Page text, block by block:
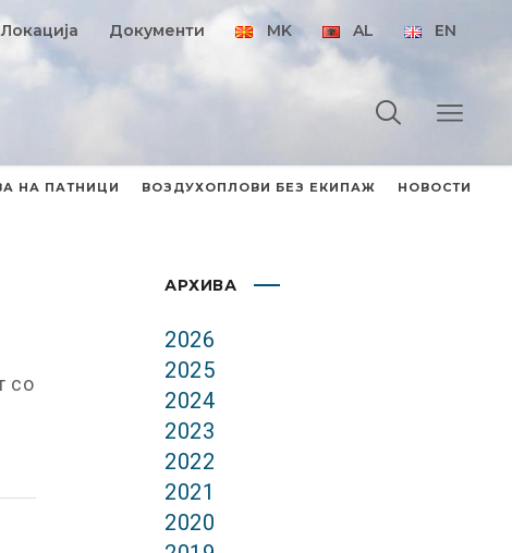
Локација Документи MK AL EN
НА ПАТНИЦИ ВОЗДУХОПЛОВИ БЕЗ ЕКИПАЖ НОВОСТИ
со
АРХИВА
2026
2025
2024
2023
2022
2021
2020